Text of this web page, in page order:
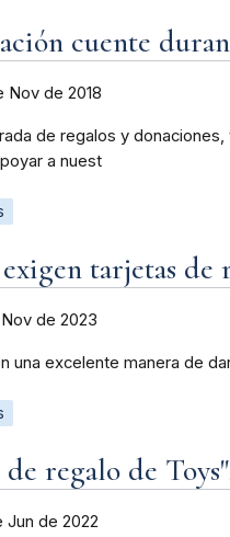
cuente
Nov de 2018
de regalos y
a nuest
tarjetas de
de 2023
una excelente manera de
regalo de
Jun de 2022